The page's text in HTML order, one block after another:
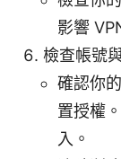
影響
檢查帳號
確認你
置授權
入。